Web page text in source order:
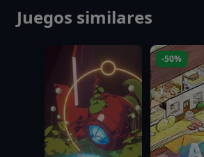
Juegos similares
-50%